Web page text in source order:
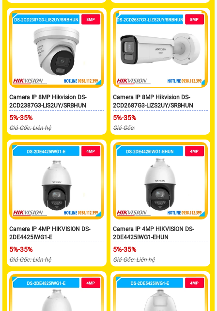
Camera IP 8MP Hikvision DS-
2CD2387G3-LIS2UY/SRBHUN
5%-35%
Giá Gốc: Liên hệ
Camera IP 8MP Hikvision DS-
2CD2687G3-LIZS2UY/SRBHUN
5%-35%
Giá Gốc:
Camera IP 4MP HIKVISION DS-
2DE4425IWG1-E
5%-35%
Giá Gốc: Liên hệ
Camera IP 4MP HIKVISION DS-
2DE4425IWG1-EHUN
5%-35%
Giá Gốc: Liên hệ